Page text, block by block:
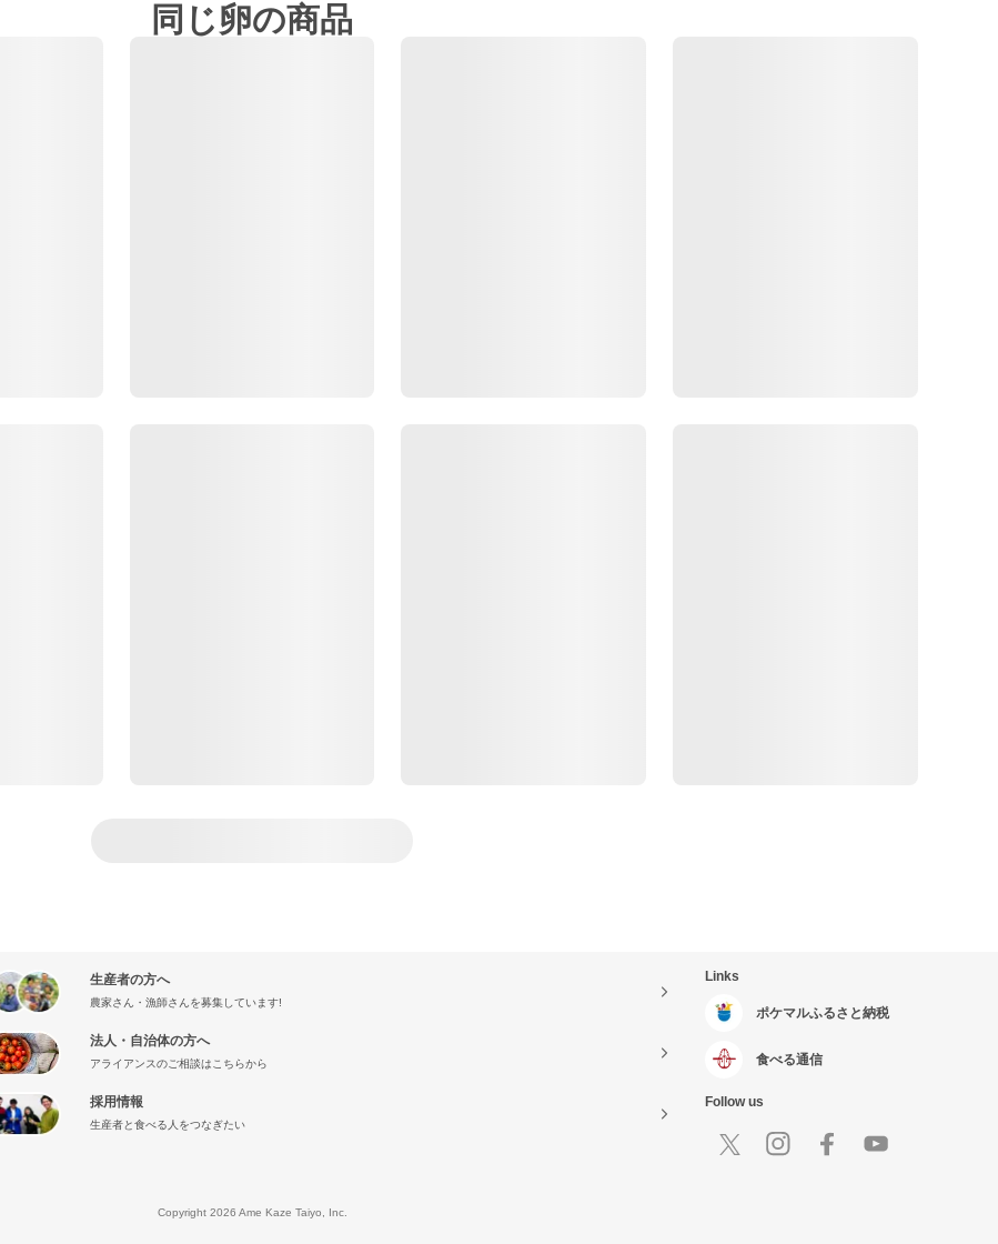
同じ卵の商品
生産者の方へ
農家さん・漁師さんを募集しています!
法人・自治体の方へ
アライアンスのご相談はこちらから
採用情報
生産者と食べる人をつなぎたい
Links
ポケマルふるさと納税
食べる通信
Follow us
Copyright 2026 Ame Kaze Taiyo, Inc.